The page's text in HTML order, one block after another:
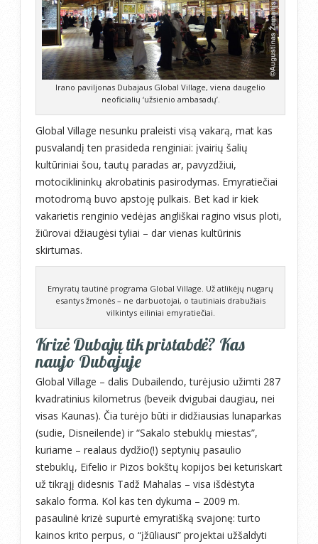
Irano paviljonas Dubajaus Global Village, viena daugelio
neoficialių ‘užsienio ambasadų’.
Global Village nesunku praleisti visą vakarą, mat kas
pusvalandį ten prasideda renginiai: įvairių šalių
kultūriniai šou, tautų paradas ar, pavyzdžiui,
motociklininkų akrobatinis pasirodymas. Emyratiečiai
motodromą buvo apstoję pulkais. Bet kad ir kiek
vakarietis renginio vedėjas angliškai ragino visus ploti,
žiūrovai džiaugėsi tyliai – dar vienas kultūrinis
skirtumas.
Emyratų tautinė programa Global Village. Už atlikėjų nugarų
esantys žmonės – ne darbuotojai, o tautiniais drabužiais
vilkintys eiliniai emyratiečiai.
Krizė Dubajų tik pristabdė? Kas
naujo Dubajuje
Global Village – dalis Dubailendo, turėjusio užimti 287
kvadratinius kilometrus (beveik dvigubai daugiau, nei
visas Kaunas). Čia turėjo būti ir didžiausias lunaparkas
(sudie, Disneilende) ir “Sakalo stebuklų miestas”,
kuriame – realaus dydžio(!) septynių pasaulio
stebuklų, Eifelio ir Pizos bokštų kopijos bei keturiskart
už tikrąjį didesnis Tadž Mahalas – visa išdėstyta
sakalo forma. Kol kas ten dykuma – 2009 m.
pasaulinė krizė supurtė emyratišką svajonę: turto
kainos krito perpus, o “įžūliausi” projektai užšaldyti